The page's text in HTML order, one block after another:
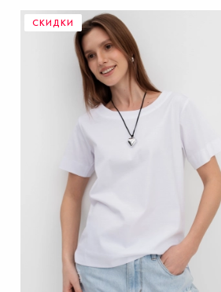
СКИДКИ